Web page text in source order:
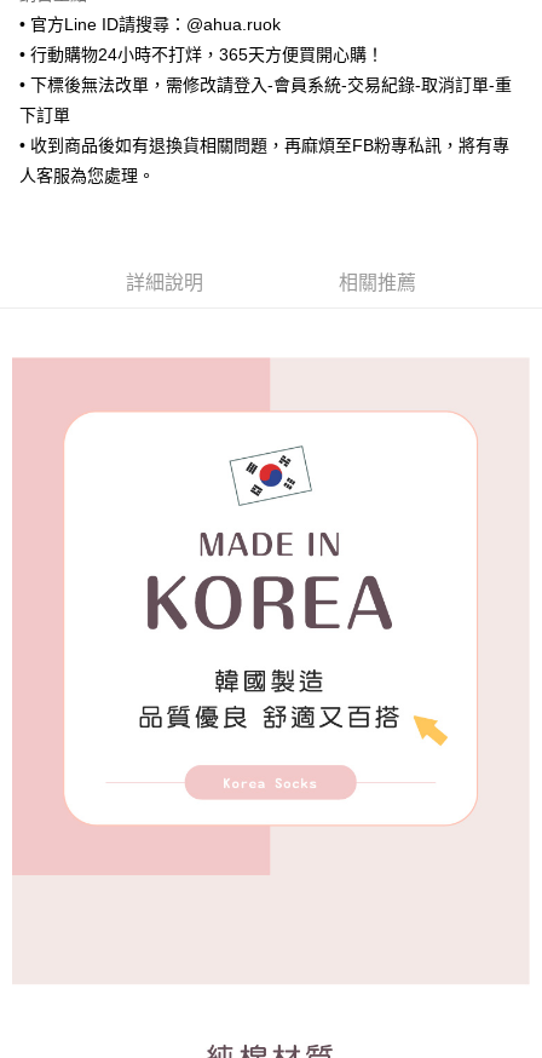
ATM付款
全家取貨付款
每筆NT$65，滿NT$688(含以上)免運費
付款後全家取貨
每筆NT$80，滿NT$1,000(含以上)免運費
每筆NT$125，滿NT$1,500(含以上)免運費
• 官方Line ID請搜尋：@ahua.ruok
• 行動購物24小時不打烊，365天方便買開心購！
• 下標後無法改單，需修改請登入-會員系統-交易紀錄-取消訂單-重
下訂單
• 收到商品後如有退換貨相關問題，再麻煩至FB粉專私訊，將有專
人客服為您處理。
詳細說明 相關推薦